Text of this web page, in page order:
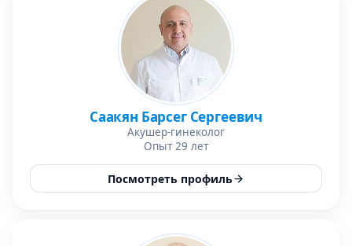
Саакян Барсег Сергеевич
Акушер-гинеколог
Опыт 29 лет
Посмотреть профиль